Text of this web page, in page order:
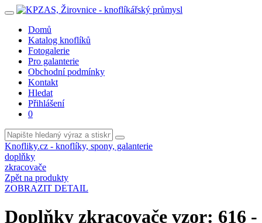
Domů
Katalog knoflíků
Fotogalerie
Pro galanterie
Obchodní podmínky
Kontakt
Hledat
Přihlášení
0
Knofliky.cz - knoflíky, spony, galanterie
doplňky
zkracovače
Zpět na produkty
ZOBRAZIT DETAIL
Doplňky zkracovače vzor: 616 -